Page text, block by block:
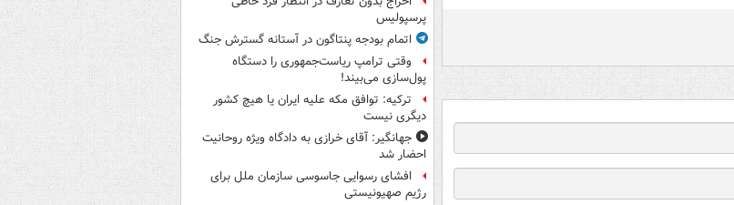
پرسپولیس
اتمام بودجه پنتاگون در آستانه گسترش جنگ
وقتی ترامپ ریاست‌جمهوری را دستگاه
پول‌سازی می‌بیند!
ترکیه: توافق مکه علیه ایران یا هیچ کشور
دیگری نیست
جهانگیر: آقای خرازی به دادگاه ویژه روحانیت
احضار شد
افشای رسوایی جاسوسی سازمان ملل برای
رژیم صهیونیستی